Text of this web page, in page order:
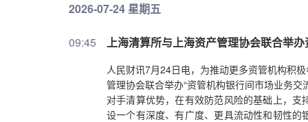
2026-07-24 星期五
09:45 上海清算所与上海资产管理协会联合举
人民财讯7月24日电，为推动更多资管机构积
管理协会联合举办“资管机构银行间市场业务
对手清算优势，在有效防范风险的基础上，
设一个有深度、有广度、更具流动性和韧性